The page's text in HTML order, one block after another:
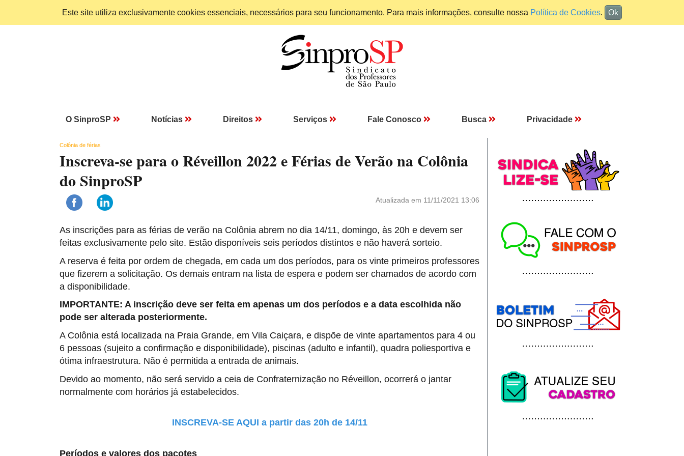
Este site utiliza exclusivamente cookies essenciais, necessários para seu funcionamento. Para mais informações, consulte nossa Política de Cookies. Ok
O SinproSP Notícias Direitos Serviços Fale Conosco Busca Privacidade
Colônia de férias
Inscreva-se para o Réveillon 2022 e Férias de Verão na Colônia
do SinproSP
Atualizada em 11/11/2021 13:06
As inscrições para as férias de verão na Colônia abrem no dia 14/11, domingo, às 20h e devem ser
feitas exclusivamente pelo site. Estão disponíveis seis períodos distintos e não haverá sorteio.
A reserva é feita por ordem de chegada, em cada um dos períodos, para os vinte primeiros professores
que fizerem a solicitação. Os demais entram na lista de espera e podem ser chamados de acordo com
a disponibilidade.
IMPORTANTE: A inscrição deve ser feita em apenas um dos períodos e a data escolhida não
pode ser alterada posteriormente.
A Colônia está localizada na Praia Grande, em Vila Caiçara, e dispõe de vinte apartamentos para 4 ou
6 pessoas (sujeito a confirmação e disponibilidade), piscinas (adulto e infantil), quadra poliesportiva e
ótima infraestrutura. Não é permitida a entrada de animais.
Devido ao momento, não será servido a ceia de Confraternização no Réveillon, ocorrerá o jantar
normalmente com horários já estabelecidos.
INSCREVA-SE AQUI a partir das 20h de 14/11
Períodos e valores dos pacotes